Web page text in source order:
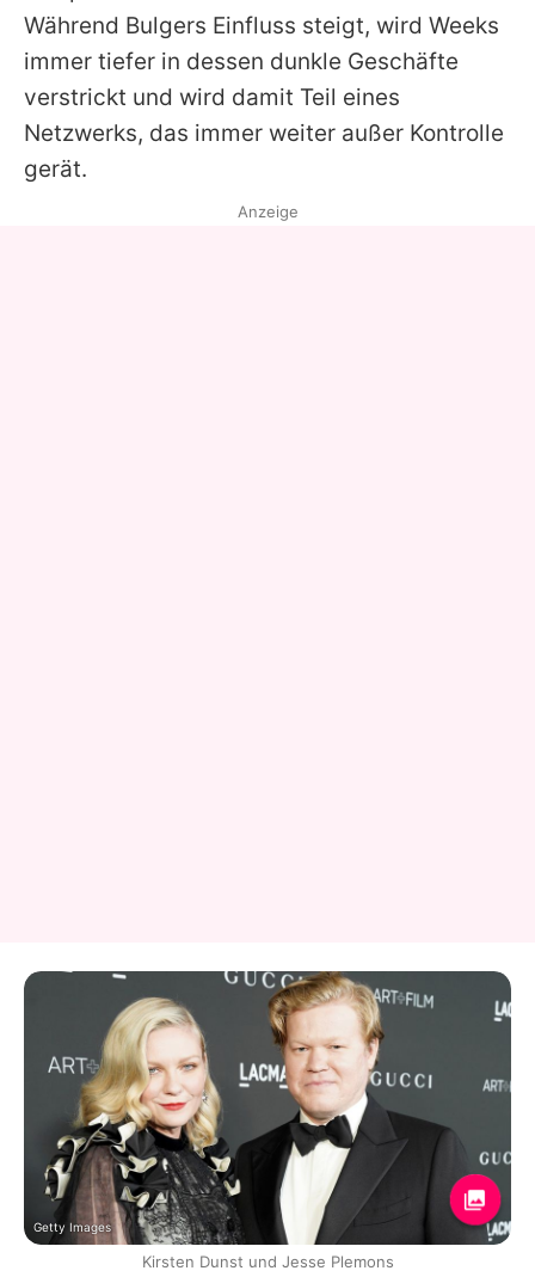
Während Bulgers Einfluss steigt, wird Weeks
immer tiefer in dessen dunkle Geschäfte
verstrickt und wird damit Teil eines
Netzwerks, das immer weiter außer Kontrolle
gerät.
Anzeige
Getty Images
Kirsten Dunst und Jesse Plemons